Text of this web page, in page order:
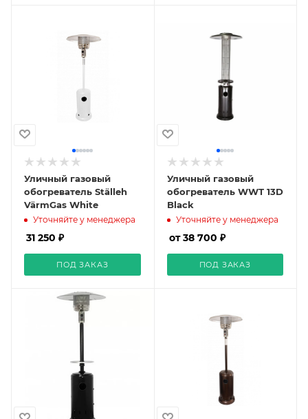
Уличный газовый
обогреватель Ställeh
VärmGas White
Уточняйте у менеджера
31 250 ₽
ПОД ЗАКАЗ
Уличный газовый
обогреватель WWT 13D
Black
Уточняйте у менеджера
от 38 700 ₽
ПОД ЗАКАЗ